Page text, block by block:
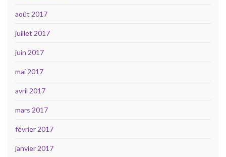
août 2017
juillet 2017
juin 2017
mai 2017
avril 2017
mars 2017
février 2017
janvier 2017